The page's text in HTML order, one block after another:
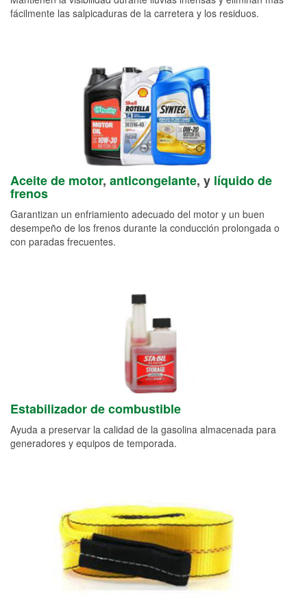
fácilmente las salpicaduras de la carretera y los residuos.
Aceite de motor, anticongelante, y líquido de
frenos
Garantizan un enfriamiento adecuado del motor y un buen
desempeño de los frenos durante la conducción prolongada o
con paradas frecuentes.
Estabilizador de combustible
Ayuda a preservar la calidad de la gasolina almacenada para
generadores y equipos de temporada.